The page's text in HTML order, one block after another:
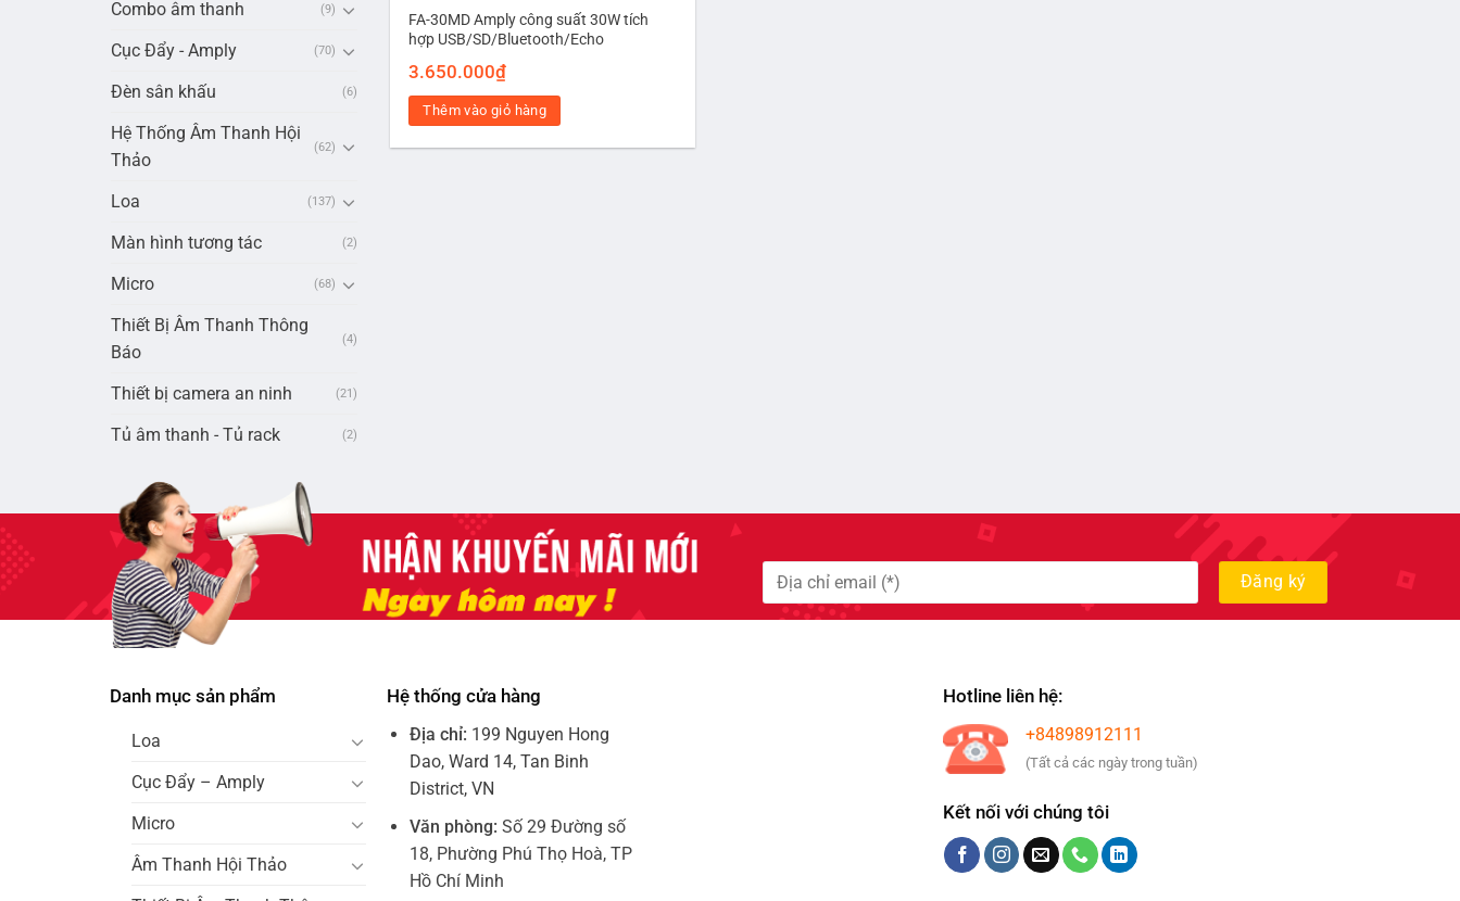
Combo âm thanh (9)
Cục Đẩy - Amply (70)
Đèn sân khấu (6)
Hệ Thống Âm Thanh Hội
Thảo
(62)
Loa (137)
Màn hình tương tác (2)
Micro (68)
Thiết Bị Âm Thanh Thông
Báo
(4)
Thiết bị camera an ninh (21)
Tủ âm thanh - Tủ rack (2)
FA-30MD Amply công suất 30W tích
hợp USB/SD/Bluetooth/Echo
3.650.000₫
Thêm vào giỏ hàng
Danh mục sản phẩm
Loa
Cục Đẩy – Amply
Micro
Âm Thanh Hội Thảo
Hệ thống cửa hàng
Địa chỉ: 199 Nguyen Hong
Dao, Ward 14, Tan Binh
District, VN
Văn phòng: Số 29 Đường số
18, Phường Phú Thọ Hoà, TP
Hồ Chí Minh
Hotline liên hệ:
+84898912111
(Tất cả các ngày trong tuần)
Kết nối với chúng tôi